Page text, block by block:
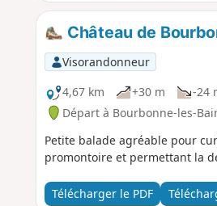
Château de
Visorandonneur
4,67 km
+30 m -24
Départ à Bourbonne-les-
Petite balade agréable pour
promontoire et permettant la
Télécharger le PDF